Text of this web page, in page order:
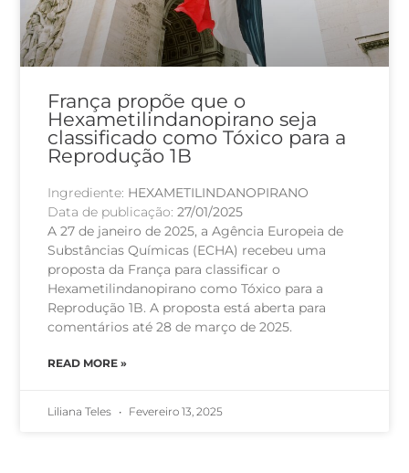
França propõe que o
Hexametilindanopirano seja
classificado como Tóxico para a
Reprodução 1B
Ingrediente: HEXAMETILINDANOPIRANO
Data de publicação:27/01/2025
A 27 de janeiro de 2025, a Agência Europeia de
Substâncias Químicas (ECHA) recebeu uma
proposta da França para classificar o
Hexametilindanopirano como Tóxico para a
Reprodução 1B. A proposta está aberta para
comentários até 28 de março de 2025.
READ MORE »
Liliana Teles Fevereiro 13, 2025